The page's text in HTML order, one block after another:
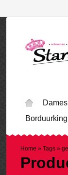
Borduurking
Home » Tags »